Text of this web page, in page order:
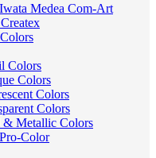
Medea Com-Art
Colors
Colors
Colors
Colors
& Metallic Colors
Color